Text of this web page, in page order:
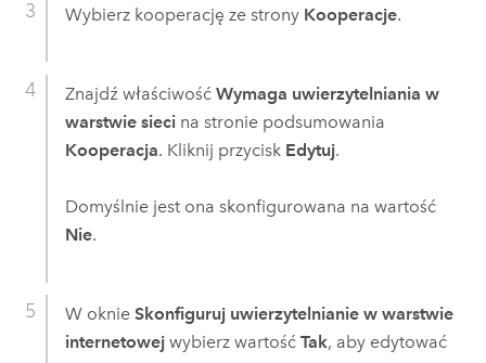
Wybierz kooperację ze strony Kooperacje.
Znajdź właściwość Wymaga uwierzytelniania w
warstwie siecina stronie podsumowania
Kooperacja. Kliknij przycisk Edytuj.
Domyślnie jest ona skonfigurowana na wartość
Nie.
W oknie Skonfiguruj uwierzytelnianie w warstwie
internetowejwybierz wartość Tak, aby edytować